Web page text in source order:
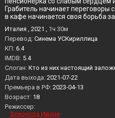
Грабитель начинает переговоры
в кафе начинается своя борьба
Италия , 2021 , 1ч 30м
Перевод: Синема УСКириллица
KП: 6.4
IMDB: 5.4
Слоган: Кто из них настоящий
Дата выхода: 2021-07-22
Премьера в РФ: 2023-04-13
Возраст: 18
Режиссер:
Элеонора Ивоне